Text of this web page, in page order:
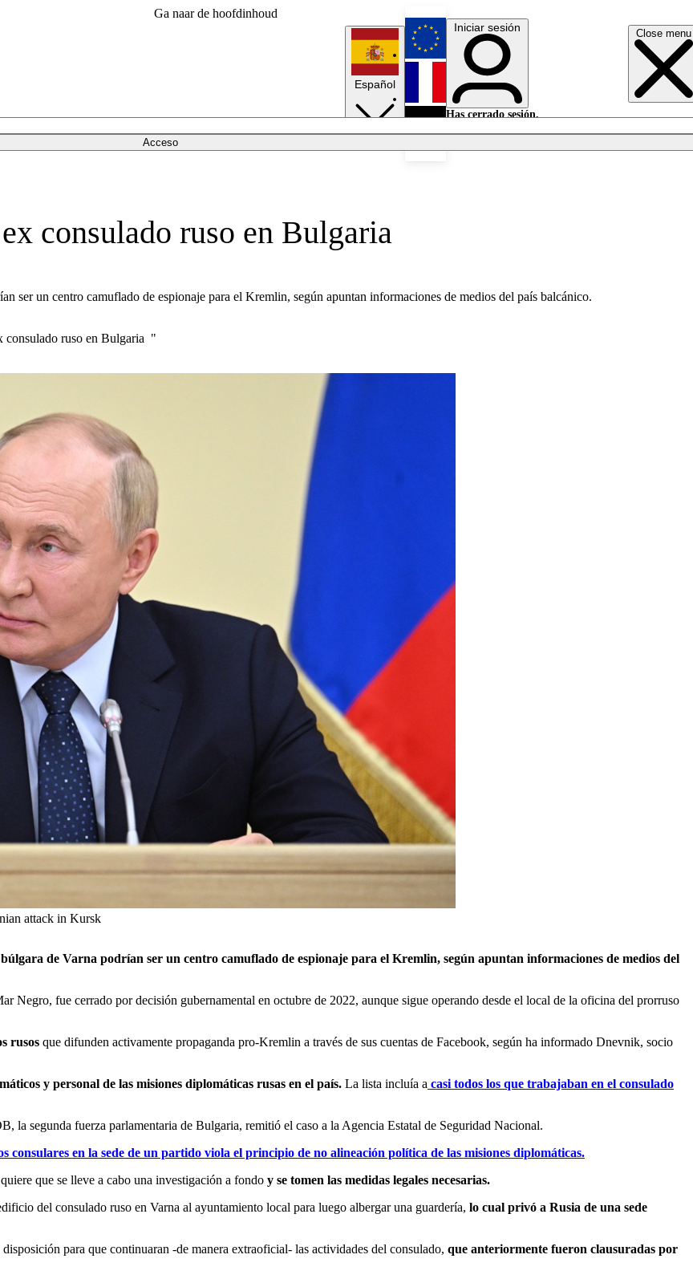
Ga naar de hoofdinhoud
Close menu
Acceso
Español
English
Français
Iniciar sesión
Has cerrado sesión.
consulado ruso en Bulgaria
ser un centro camuflado de espionaje para el Kremlin, según apuntan informaciones de medios del país balcánico.
consulado ruso en Bulgaria "
attack in Kursk
de Varna podrían ser un centro camuflado de espionaje para el Kremlin, según apuntan informaciones de medios del
Negro, fue cerrado por decisión gubernamental en octubre de 2022, aunque sigue operando desde el local de la oficina del prorruso
rusos que difunden activamente propaganda pro-Kremlin a través de sus cuentas de Facebook, según ha informado Dnevnik, socio
y personal de las misiones diplomáticas rusas en el país. La lista incluía a casi todos los que trabajaban en el consulado
la segunda fuerza parlamentaria de Bulgaria, remitió el caso a la Agencia Estatal de Seguridad Nacional.
en la sede de un partido viola el principio de no alineación política de las misiones diplomáticas.
que se lleve a cabo una investigación a fondo y se tomen las medidas legales necesarias.
del consulado ruso en Varna al ayuntamiento local para luego albergar una guardería, lo cual privó a Rusia de una sede
para que continuaran -de manera extraoficial- las actividades del consulado, que anteriormente fueron clausuradas por